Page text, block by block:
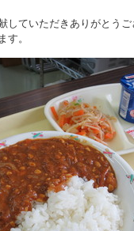
していただきありがとう
す。